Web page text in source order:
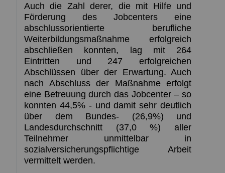
Auch die Zahl derer, die mit Hilfe und
Förderung des Jobcenters eine
abschlussorientierte berufliche
Weiterbildungsmaßnahme erfolgreich
abschließen konnten, lag mit 264
Eintritten und 247 erfolgreichen
Abschlüssen über der Erwartung. Auch
nach Abschluss der Maßnahme erfolgt
eine Betreuung durch das Jobcenter – so
konnten 44,5% - und damit sehr deutlich
über dem Bundes- (26,9%) und
Landesdurchschnitt (37,0 %) aller
Teilnehmer unmittelbar in
sozialversicherungspflichtige Arbeit
vermittelt werden.